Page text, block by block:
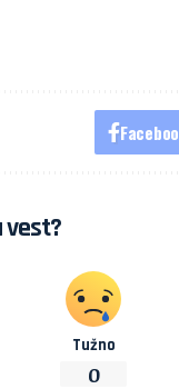
vest?
Tužno
0